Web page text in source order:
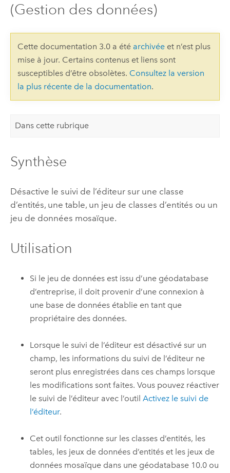
(Gestion des données)
Cette documentation 3.0 a été archivéeet n’est plus
mise à jour. Certains contenus et liens sont
susceptibles d’être obsolètes. Consultez la version
la plus récente de la documentation.
Dans cette rubrique
Synthèse
Désactive le suivi de l’éditeur sur une classe
d’entités, une table, un jeu de classes d’entités ou un
jeu de données mosaïque.
Utilisation
Si le jeu de données est issu d’une géodatabase
d’entreprise, il doit provenir d’une connexion à
une base de données établie en tant que
propriétaire des données.
Lorsque le suivi de l’éditeur est désactivé sur un
champ, les informations du suivi de l’éditeur ne
seront plus enregistrées dans ces champs lorsque
les modifications sont faites. Vous pouvez réactiver
le suivi de l’éditeur avec l’outilActivez le suivi de
l’éditeur.
Cet outil fonctionne sur les classes d’entités, les
tables, les jeux de données d’entités et les jeux de
données mosaïque dans une géodatabase 10.0 ou